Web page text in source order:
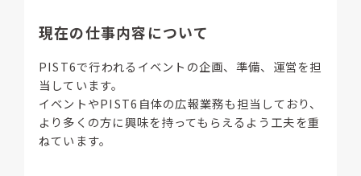
現在の仕事内容について
PIST6で行われるイベントの企画、準備、運営を担
当しています。
イベントやPIST6自体の広報業務も担当しており、
より多くの方に興味を持ってもらえるよう工夫を重
ねています。